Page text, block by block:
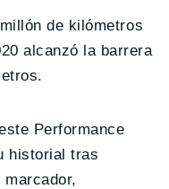
de kilómetros
alcanzó la barrera
Performance
historial tras